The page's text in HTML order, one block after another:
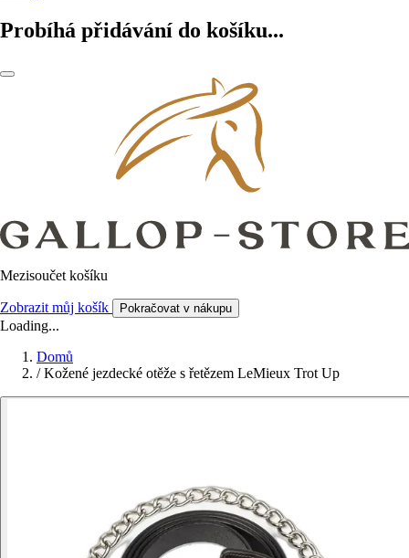
Probíhá přidávání do košíku...
Mezisoučet košíku
Zobrazit můj košík Pokračovat v nákupu
Loading...
Domů
/ Kožené jezdecké otěže s řetězem LeMieux Trot Up